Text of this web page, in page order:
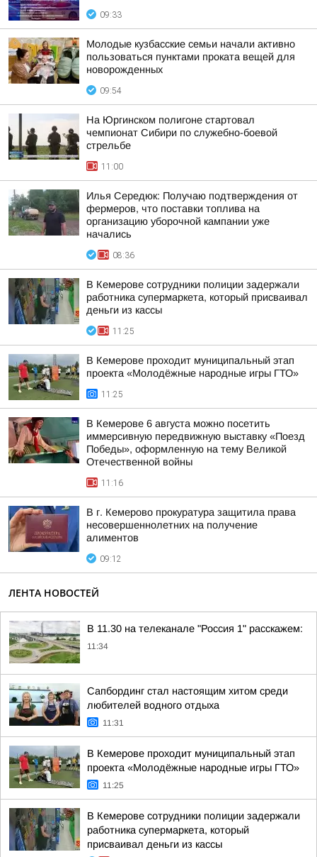
09:33
Молодые кузбасские семьи начали активно
пользоваться пунктами проката вещей для
новорожденных
09:54
На Юргинском полигоне стартовал
чемпионат Сибири по служебно-боевой
стрельбе
11:00
Илья Середюк: Получаю подтверждения от
фермеров, что поставки топлива на
организацию уборочной кампании уже
начались
08:36
В Кемерове сотрудники полиции задержали
работника супермаркета, который присваивал
деньги из кассы
11:25
В Кемерове проходит муниципальный этап
проекта «Молодёжные народные игры ГТО»
11:25
В Кемерове 6 августа можно посетить
иммерсивную передвижную выставку «Поезд
Победы», оформленную на тему Великой
Отечественной войны
11:16
В г. Кемерово прокуратура защитила права
несовершеннолетних на получение
алиментов
09:12
ЛЕНТА НОВОСТЕЙ
В 11.30 на телеканале "Россия 1" расскажем:
11:34
Сапбординг стал настоящим хитом среди
любителей водного отдыха
11:31
В Кемерове проходит муниципальный этап
проекта «Молодёжные народные игры ГТО»
11:25
В Кемерове сотрудники полиции задержали
работника супермаркета, который
присваивал деньги из кассы